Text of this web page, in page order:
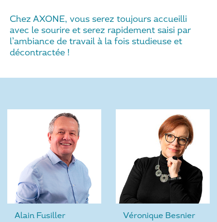
Chez AXONE, vous serez toujours accueilli
avec le sourire et serez rapidement saisi par
l’ambiance de travail à la fois studieuse et
décontractée !
Alain Fusiller Véronique Besnier